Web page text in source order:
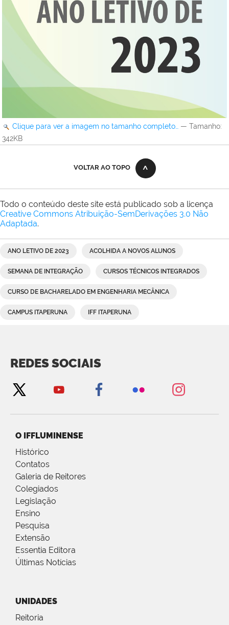
Clique para ver a imagem no tamanho completo… — Tamanho:
342KB
VOLTAR AO TOPO
Todo o conteúdo deste site está publicado sob a licença
Creative Commons Atribuição-SemDerivações 3.0 Não
Adaptada.
ANO LETIVO DE 2023 ACOLHIDA A NOVOS ALUNOS
SEMANA DE INTEGRAÇÃO CURSOS TÉCNICOS INTEGRADOS
CURSO DE BACHARELADO EM ENGENHARIA MECÂNICA
CAMPUS ITAPERUNA IFF ITAPERUNA
REDES SOCIAIS
O IFFLUMINENSE
Histórico
Contatos
Galeria de Reitores
Colegiados
Legislação
Ensino
Pesquisa
Extensão
Essentia Editora
Últimas Notícias
UNIDADES
Reitoria